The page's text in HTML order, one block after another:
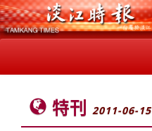
特刊 2011-06-15